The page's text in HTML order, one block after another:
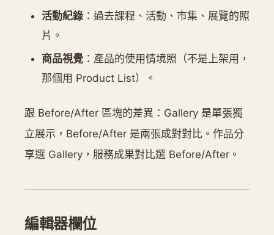
活動紀錄 ：過去課程、活動、市集、展覽的照
片。
商品視覺 ：產品的使用情境照（不是上架用，
那個用 Product List）。
跟 Before/After 區塊的差異：Gallery 是單張獨
立展示，Before/After 是兩張成對對比。作品分
享選 Gallery，服務成果對比選 Before/After。
編輯器欄位